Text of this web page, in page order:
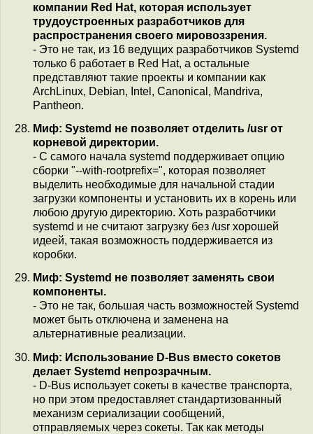
компании Red Hat, которая использует
трудоустроенных разработчиков для
распространения своего мировоззрения.
- Это не так, из 16 ведущих разработчиков Systemd
только 6 работает в Red Hat, а остальные
представляют такие проекты и компании как
ArchLinux, Debian, Intel, Canonical, Mandriva,
Pantheon.
Миф: Systemd не позволяет отделить /usr от
корневой директории.
- С самого начала systemd поддерживает опцию
сборки "--with-rootprefix=", которая позволяет
выделить необходимые для начальной стадии
загрузки компоненты и установить их в корень или
любою другую директорию. Хоть разработчики
systemd и не считают загрузку без /usr хорошей
идеей, такая возможность поддерживается из
коробки.
Миф: Systemd не позволяет заменять свои
компоненты.
- Это не так, большая часть возможностей Systemd
может быть отключена и заменена на
альтернативные реализации.
Миф: Использование D-Bus вместо сокетов
делает Systemd непрозрачным.
- D-Bus использует сокеты в качестве транспорта,
но при этом предоставляет стандартизованный
механизм сериализации сообщений,
отправляемых через сокеты. Так как методы